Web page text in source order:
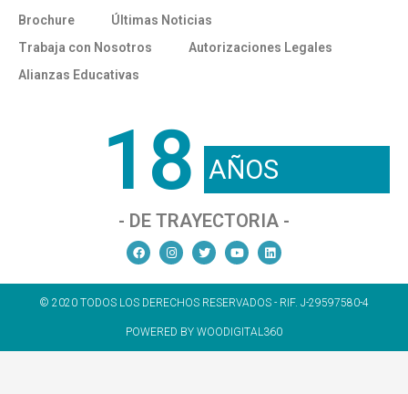
Brochure
Últimas Noticias
Trabaja con Nosotros
Autorizaciones Legales
Alianzas Educativas
18 AÑOS
- DE TRAYECTORIA -
© 2020 TODOS LOS DERECHOS RESERVADOS - RIF. J-29597580-4
POWERED BY WOODIGITAL360